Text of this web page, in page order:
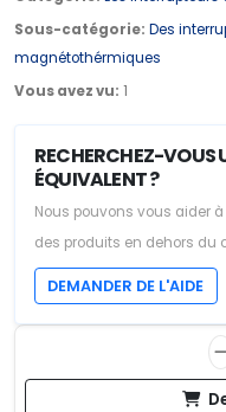
Sous-catégorie: Des
magnétothérmiques
Vous avez vu: 1
RECHERCHEZ-VOUS
ÉQUIVALENT ?
Nous pouvons vous aider
des produits en dehors du
DEMANDER DE L'AIDE